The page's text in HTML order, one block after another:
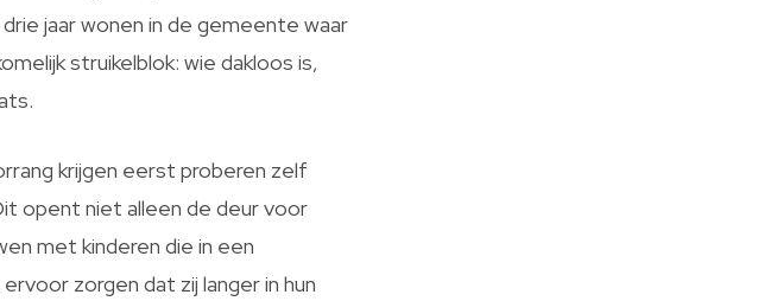
jaar wonen in de gemeente waar
struikelblok: wie dakloos is,
krijgen eerst proberen zelf
opent niet alleen de deur voor
met kinderen die in een
zorgen dat zij langer in hun